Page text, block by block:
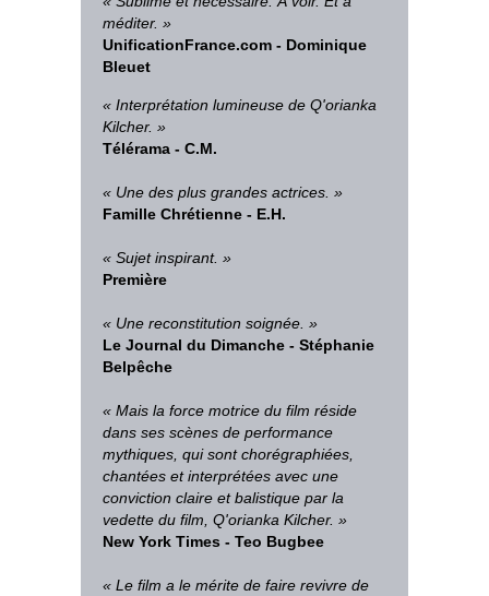
méditer. »
UnificationFrance.com - Dominique
Bleuet
« Interprétation lumineuse de Q'orianka
Kilcher. »
Télérama - C.M.
« Une des plus grandes actrices. »
Famille Chrétienne - E.H.
« Sujet inspirant. »
Première
« Une reconstitution soignée. »
Le Journal du Dimanche - Stéphanie
Belpêche
« Mais la force motrice du film réside
dans ses scènes de performance
mythiques, qui sont chorégraphiées,
chantées et interprétées avec une
conviction claire et balistique par la
vedette du film, Q'orianka Kilcher. »
New York Times - Teo Bugbee
« Le film a le mérite de faire revivre de